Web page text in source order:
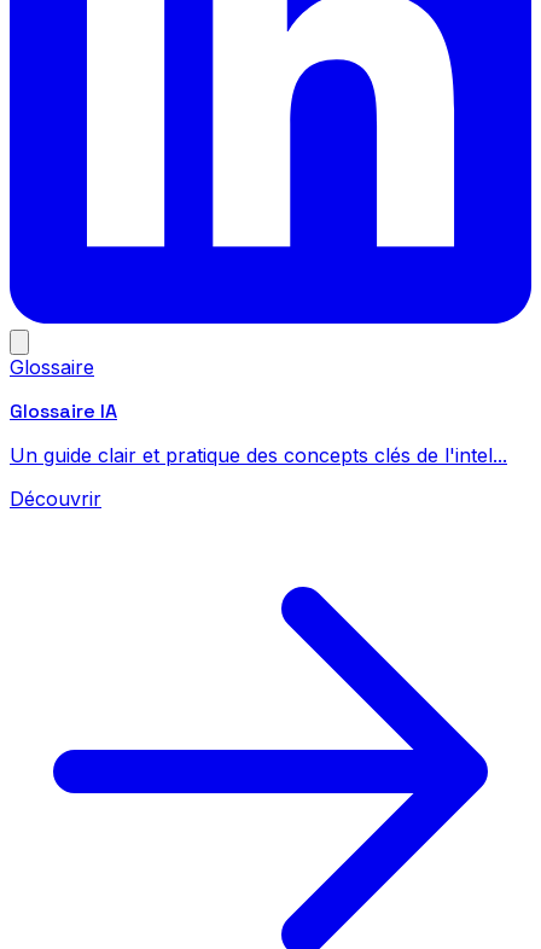
Glossaire
Glossaire IA
Un guide clair et pratique des concepts clés de l'intel...
Découvrir